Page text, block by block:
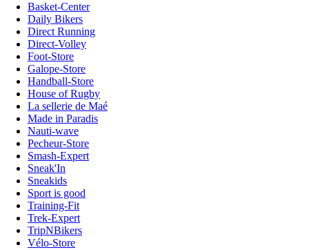
Basket-Center
Daily Bikers
Direct Running
Direct-Volley
Foot-Store
Galope-Store
Handball-Store
House of Rugby
La sellerie de Maé
Made in Paradis
Nauti-wave
Pecheur-Store
Smash-Expert
Sneak'In
Sneakids
Sport is good
Training-Fit
Trek-Expert
TripNBikers
Vélo-Store